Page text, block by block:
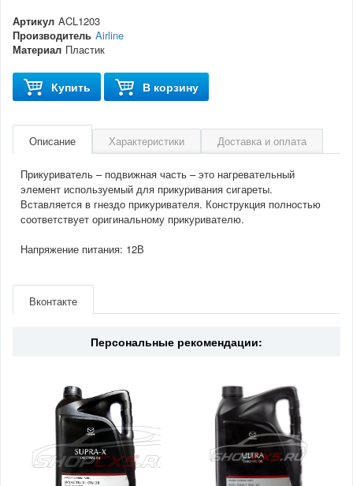
Артикул ACL1203
Производитель Airline
Материал Пластик
Купить В корзину
Описание Характеристики Доставка и оплата
Прикуриватель – подвижная часть – это нагревательный
элемент используемый для прикуривания сигареты.
Вставляется в гнездо прикуривателя. Конструкция полностью
соответствует оригинальному прикуривателю.
Напряжение питания: 12В
Материал Пластик
Вконтакте
Персональные рекомендации: